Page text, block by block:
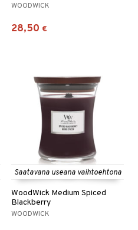
WOODWICK
28,50 €
Saatavana useana vaihtoehtona
WoodWick Medium Spiced
Blackberry
WOODWICK